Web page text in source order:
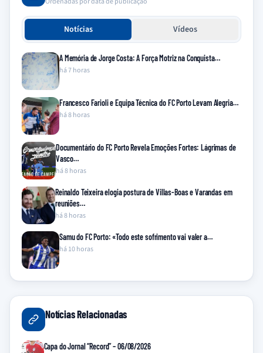
Notícias Vídeos
A Memória de Jorge Costa: A Força Motriz na Conquista…
há 7 horas
Francesco Farioli e Equipa Técnica do FC Porto Levam Alegria…
há 8 horas
Documentário do FC Porto Revela Emoções Fortes: Lágrimas de
Vasco…
há 8 horas
Reinaldo Teixeira elogia postura de Villas-Boas e Varandas em
reuniões…
há 8 horas
Samu do FC Porto: «Todo este sofrimento vai valer a…
há 10 horas
Notícias Relacionadas
Capa do Jornal “Record” – 06/08/2026